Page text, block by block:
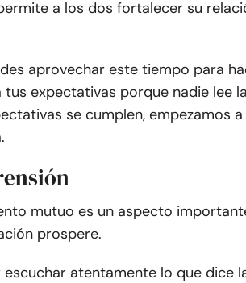
a los dos fortalecer su
aprovechar este tiempo para
expectativas porque nadie lee
se cumplen, empezamos
mutuo es un aspecto
prospere.
escuchar atentamente lo que dice